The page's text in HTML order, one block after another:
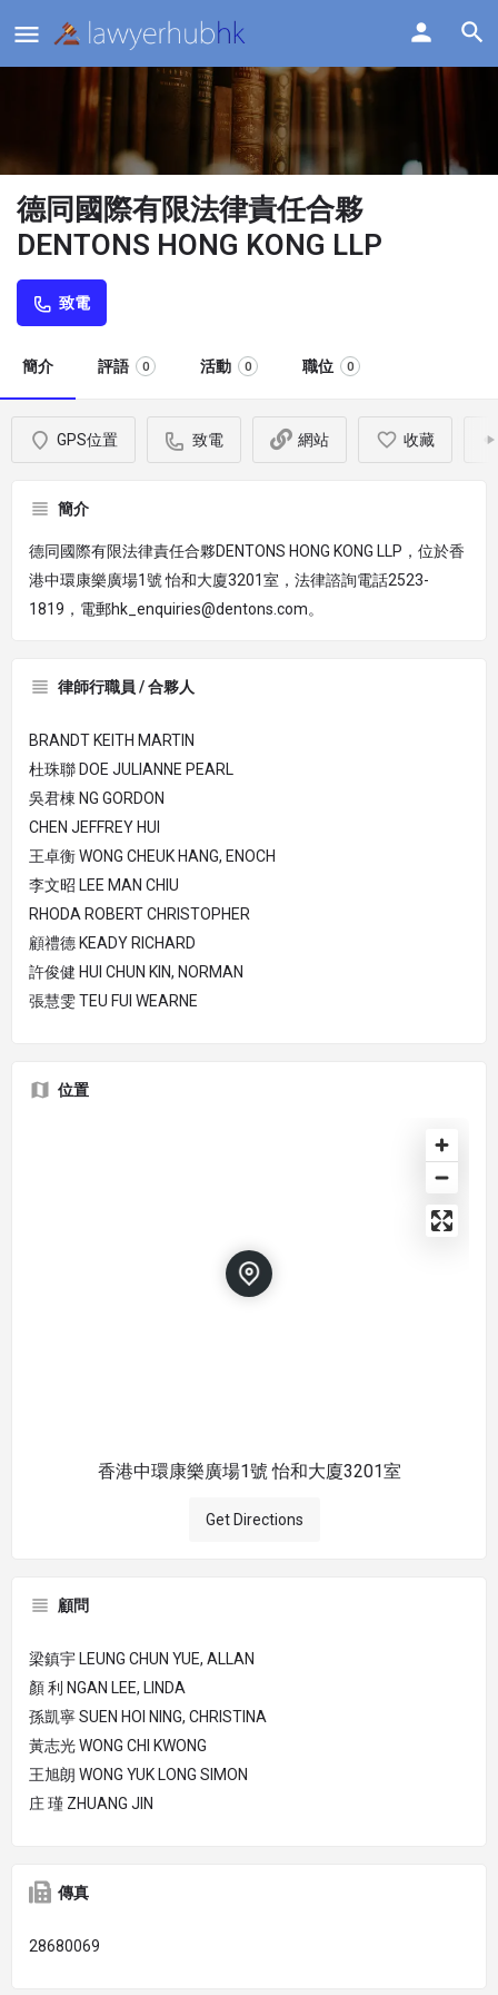
德同國際有限法律責任合夥
DENTONS HONG KONG LLP
致電
簡介 評語 0 活動 0 職位 0
GPS位置 致電 網站 收藏
簡介
德同國際有限法律責任合夥DENTONS HONG KONG LLP，位於香
港中環康樂廣場1號 怡和大廈3201室，法律諮詢電話2523-
1819，電郵hk_enquiries@dentons.com。
律師行職員 / 合夥人
BRANDT KEITH MARTIN
杜珠聯 DOE JULIANNE PEARL
吳君棟 NG GORDON
CHEN JEFFREY HUI
王卓衡 WONG CHEUK HANG, ENOCH
李文昭 LEE MAN CHIU
RHODA ROBERT CHRISTOPHER
顧禮德 KEADY RICHARD
許俊健 HUI CHUN KIN, NORMAN
張慧雯 TEU FUI WEARNE
位置
香港中環康樂廣場1號 怡和大廈3201室
Get Directions
顧問
梁鎮宇 LEUNG CHUN YUE, ALLAN
顏 利 NGAN LEE, LINDA
孫凱寧 SUEN HOI NING, CHRISTINA
黃志光 WONG CHI KWONG
王旭朗 WONG YUK LONG SIMON
庄 瑾 ZHUANG JIN
傳真
28680069